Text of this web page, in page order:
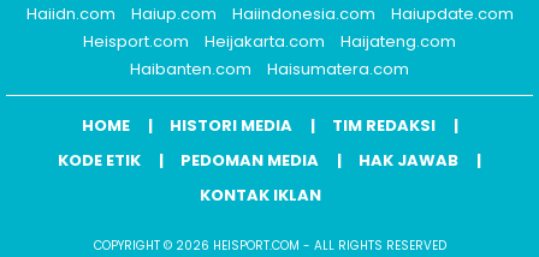
Haiidn.com
Haiup.com Haiindonesia.com
Haiupdate.com
Heisport.com
Heijakarta.com
Haijateng.com
Haibanten.com
Haisumatera.com
HOME HISTORI MEDIA
TIM REDAKSI
KODE ETIK
PEDOMAN MEDIA
HAK JAWAB
KONTAK IKLAN
COPYRIGHT © 2026 HEISPORT.COM - ALL RIGHTS RESERVED